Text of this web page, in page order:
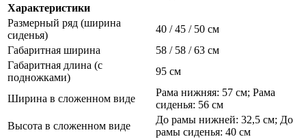
Характеристики
Размерный ряд (ширина
сиденья)
40 / 45 / 50 см
Габаритная ширина
58 / 58 / 63 см
Габаритная длина (с
подножками)
95 см
Ширина в сложенном виде
Рама нижняя: 57 см; Рама
сиденья: 56 см
Высота в сложенном виде
До рамы нижней: 32,5 см; До
рамы сиденья: 40 см